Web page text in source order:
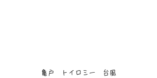
亀戸　トイロミー　台風